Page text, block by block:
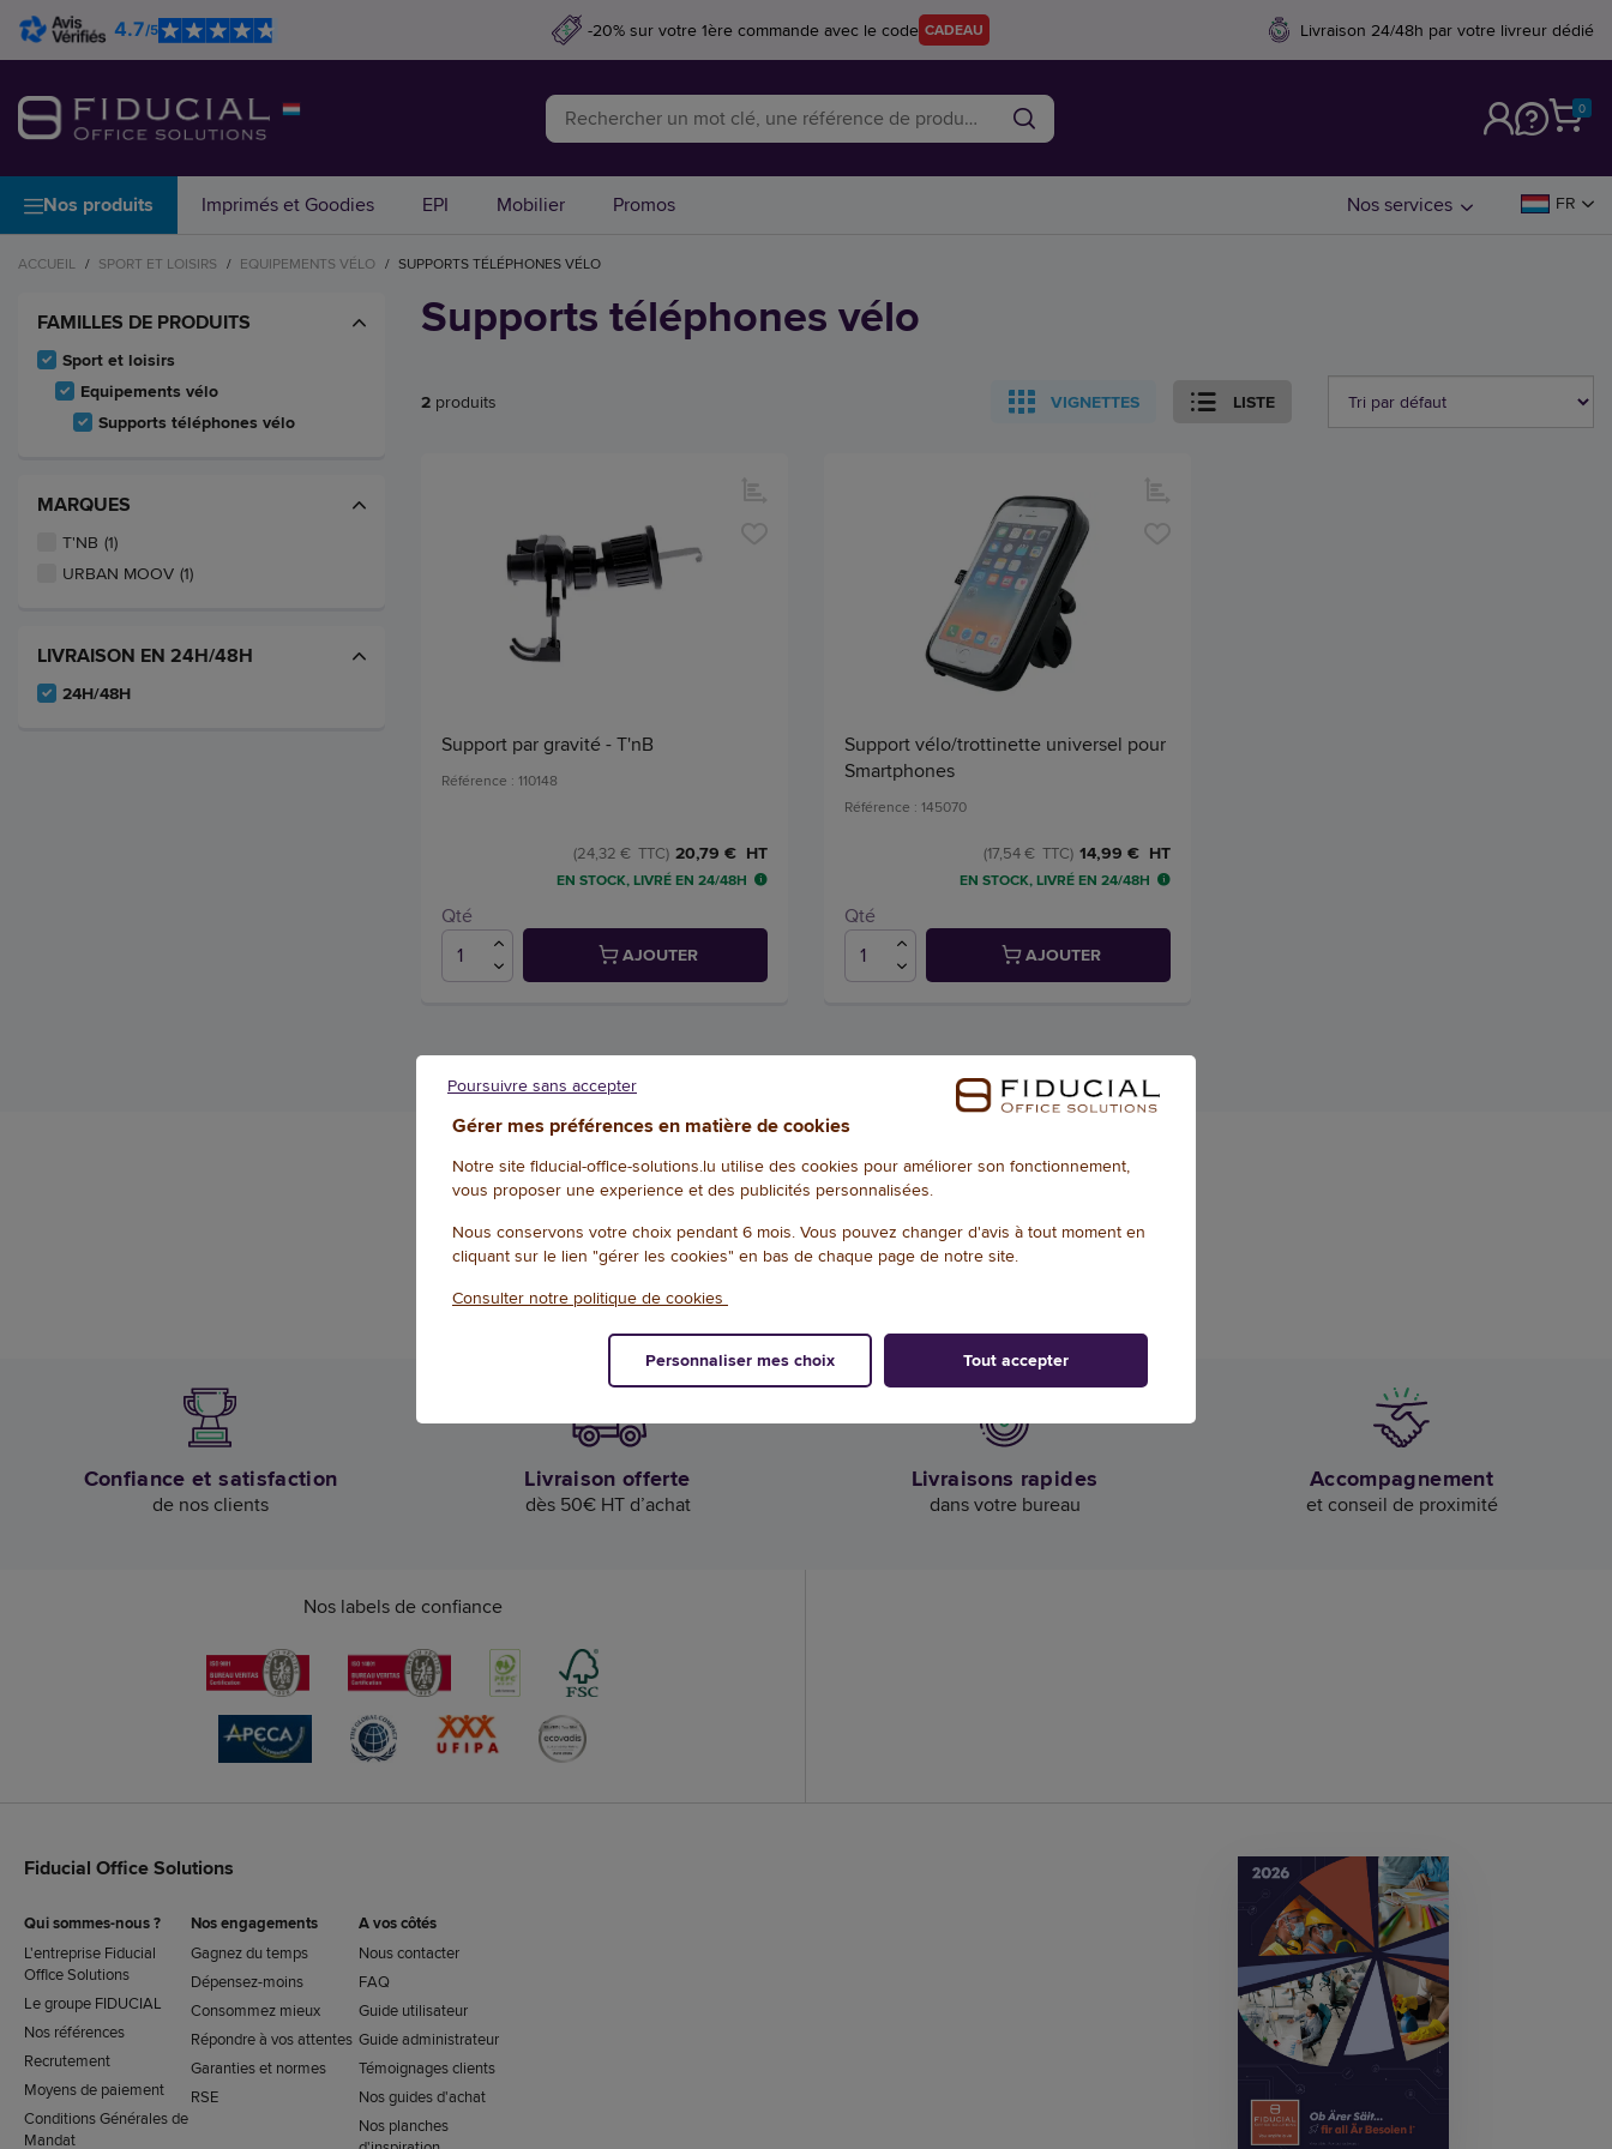
4.7/5 -20% sur votre 1ère commande avec le code CADEAU Livraison 24/48h par votre livreur dédié
0
Nos produits Imprimés et Goodies EPI Mobilier Promos Nos services FR
ACCUEIL / SPORT ET LOISIRS / EQUIPEMENTS VÉLO / SUPPORTS TÉLÉPHONES VÉLO
FAMILLES DE PRODUITS
Sport et loisirs
Equipements vélo
Supports téléphones vélo
MARQUES
T'NB (1)
URBAN MOOV (1)
LIVRAISON EN 24H/48H
24H/48H
Supports téléphones vélo
2 produits VIGNETTES LISTE
Support par gravité - T'nB
Référence : 110148
20,79 € HT
(24,32 € TTC)
EN STOCK, LIVRÉ EN 24/48H
Qté
AJOUTER
Support vélo/trottinette universel pour
Smartphones
Référence : 145070
14,99 € HT
(17,54 € TTC)
EN STOCK, LIVRÉ EN 24/48H
Qté
AJOUTER
Fiducial Office Solutions en Europe
Français Français
Confiance et satisfaction
de nos clients
Livraison offerte
dès 50€ HT d’achat
Livraisons rapides
dans votre bureau
Accompagnement
et conseil de proximité
Nos labels de confiance
Fiducial Office Solutions
Qui sommes-nous ?
L'entreprise Fiducial
Office Solutions
Le groupe FIDUCIAL
Nos références
Recrutement
Moyens de paiement
Conditions Générales de
Mandat
Nos engagements
Gagnez du temps
Dépensez-moins
Consommez mieux
Répondre à vos attentes
Garanties et normes
RSE
A vos côtés
Nous contacter
FAQ
Guide utilisateur
Guide administrateur
Témoignages clients
Nos guides d'achat
Nos planches
Gérer mes préférences en matière de cookies
Notre site fiducial-office-solutions.lu utilise des cookies pour améliorer son fonctionnement,
vous proposer une experience et des publicités personnalisées.
Nous conservons votre choix pendant 6 mois. Vous pouvez changer d'avis à tout moment en
cliquant sur le lien "gérer les cookies" en bas de chaque page de notre site.
Consulter notre politique de cookies
Poursuivre sans accepter
Personnaliser mes choix Tout accepter